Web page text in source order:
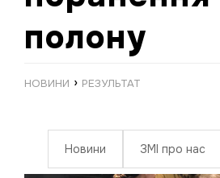
полону
НОВИНИ › РЕЗУЛЬТАТ
Новини ЗМІ про нас